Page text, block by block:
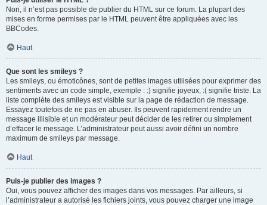
Non, il n’est pas possible de publier du HTML sur ce forum. La plupart des
mises en forme permises par le HTML peuvent être appliquées avec les
BBCodes.
Haut
Que sont les smileys ?
Les smileys, ou émoticônes, sont de petites images utilisées pour exprimer des
sentiments avec un code simple, exemple : :) signifie joyeux, :( signifie triste. La
liste complète des smileys est visible sur la page de rédaction de message.
Essayez toutefois de ne pas en abuser. Ils peuvent rapidement rendre un
message illisible et un modérateur peut décider de les retirer ou simplement
d’effacer le message. L’administrateur peut aussi avoir défini un nombre
maximum de smileys par message.
Haut
Puis-je publier des images ?
Oui, vous pouvez afficher des images dans vos messages. Par ailleurs, si
l’administrateur a autorisé les fichiers joints, vous pouvez charger une image